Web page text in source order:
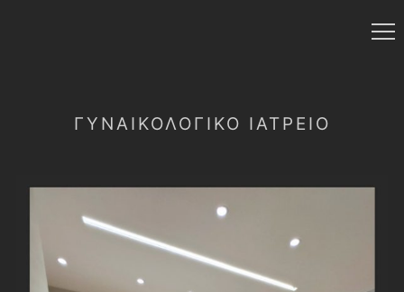
ΓΥΝΑΙΚΟΛΟΓΙΚΌ ΙΑΤΡΕΊΟ